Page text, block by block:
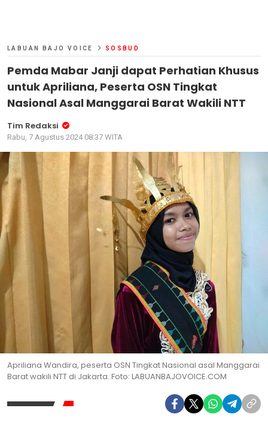
LABUAN BAJO VOICE SOSBUD
Pemda Mabar Janji dapat Perhatian Khusus
untuk Apriliana, Peserta OSN Tingkat
Nasional Asal Manggarai Barat Wakili NTT
Tim Redaksi
Rabu, 7 Agustus 2024 08:37 WITA
Apriliana Wandira, peserta OSN Tingkat Nasional asal Manggarai
Barat wakili NTT di Jakarta. Foto: LABUANBAJOVOICE.COM